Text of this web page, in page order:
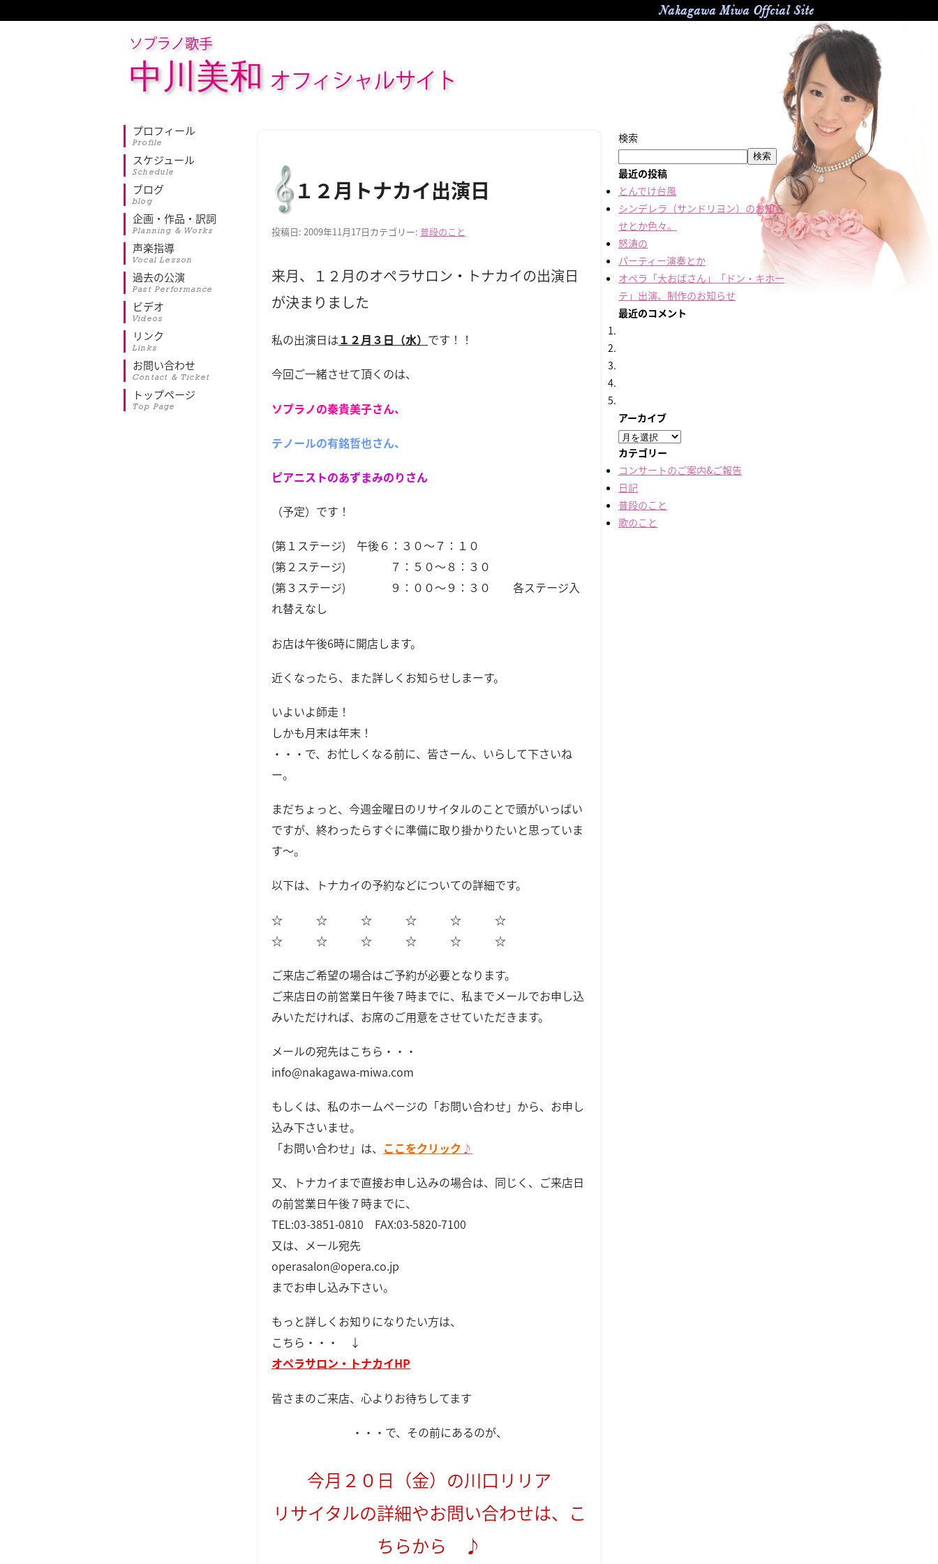
Nakagawa Miwa Offcial Site
ソプラノ歌手
中川美和 オフィシャルサイト
プロフィール
Profile
スケジュール
Schedule
ブログ
blog
企画・作品・訳詞
Planning & Works
声楽指導
Vocal Lesson
過去の公演
Past Performance
ビデオ
Videos
リンク
Links
お問い合わせ
Contact & Ticket
トップページ
Top Page
１２月トナカイ出演日
投稿日: 2009年11月17日カテゴリー: 普段のこと
来月、１２月のオペラサロン・トナカイの出演日
が決まりました
私の出演日は１２月３日（水） です！！
今回ご一緒させて頂くのは、
ソプラノの秦貴美子さん、
テノールの有銘哲也さん、
ピアニストのあずまみのりさん
（予定）です！
(第１ステージ) 午後６：３０～７：１０
(第２ステージ) ７：５０～８：３０
(第３ステージ) ９：００～９：３０ 各ステージ入
れ替えなし
お店は午後6時に開店します。
近くなったら、また詳しくお知らせしまーす。
いよいよ師走！
しかも月末は年末！
・・・で、お忙しくなる前に、皆さーん、いらして下さいね
ー。
まだちょっと、今週金曜日のリサイタルのことで頭がいっぱい
ですが、終わったらすぐに準備に取り掛かりたいと思っていま
す～。
以下は、トナカイの予約などについての詳細です。
☆ ☆ ☆ ☆ ☆ ☆
☆ ☆ ☆ ☆ ☆ ☆
ご来店ご希望の場合はご予約が必要となります。
ご来店日の前営業日午後７時までに、私までメールでお申し込
みいただければ、お席のご用意をさせていただきます。
メールの宛先はこちら・・・
info@nakagawa-miwa.com
もしくは、私のホームページの「お問い合わせ」から、お申し
込み下さいませ。
「お問い合わせ」は、 ここをクリック ♪
又、トナカイまで直接お申し込みの場合は、同じく、ご来店日
の前営業日午後７時までに、
TEL:03-3851-0810 FAX:03-5820-7100
又は、メール宛先
operasalon@opera.co.jp
までお申し込み下さい。
もっと詳しくお知りになりたい方は、
こちら・・・ ↓
オペラサロン・トナカイHP
皆さまのご来店、心よりお待ちしてます
・・・で、その前にあるのが、
今月２０日（金）の川口リリア
リサイタルの詳細やお問い合わせは、こ
ちらから ♪
検索
検索
最近の投稿
とんでけ台風
シンデレラ（サンドリヨン）のお知ら
せとか色々。
怒涛の
パーティー演奏とか
オペラ「大おばさん」「ドン・キホー
テ」出演、制作のお知らせ
最近のコメント
アーカイブ
ア
ー
カ
イ
ブ
カテゴリー
コンサートのご案内&ご報告
日記
普段のこと
歌のこと